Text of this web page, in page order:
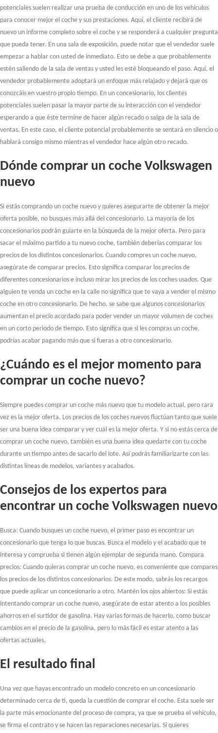
potenciales suelen realizar una prueba de conducción en uno de los vehículos
para conocer mejor el coche y sus prestaciones. Aquí, el cliente recibirá de
nuevo un informe completo sobre el coche y se responderá a cualquier pregunta
que pueda tener. En una sala de exposición, puede notar que el vendedor suele
empezar a hablar con usted de inmediato. Esto se debe a que probablemente
estén saliendo de la sala de ventas y usted les esté bloqueando el paso. Aquí, el
vendedor probablemente adoptará un enfoque más relajado y dejará que os
conozcáis en vuestro propio tiempo. En un concesionario, los clientes
potenciales suelen pasar la mayor parte de su interacción con el vendedor
esperando a que éste termine de hacer algún recado o salga de la sala de
ventas. En este caso, el cliente potencial probablemente se sentará en silencio o
hablará consigo mismo mientras el vendedor hace algún otro recado.
Dónde comprar un coche Volkswagen
nuevo
Si estás comprando un coche nuevo y quieres asegurarte de obtener la mejor
oferta posible, no busques más allá del concesionario. La mayoría de los
concesionarios podrán guiarte en la búsqueda de la mejor oferta. Pero para
sacar el máximo partido a tu nuevo coche, también deberías comparar los
precios de los distintos concesionarios. Cuando compres un coche nuevo,
asegúrate de comparar precios. Esto significa comparar los precios de
diferentes concesionarios e incluso mirar los precios de los coches usados. Que
alguien te venda un coche en la calle no significa que te vaya a vender el mismo
coche en otro concesionario. De hecho, se sabe que algunos concesionarios
aumentan el precio acordado para poder vender un mayor volumen de coches
en un corto periodo de tiempo. Esto significa que si les compras un coche,
podrías acabar pagando más que si fueras a otro concesionario.
¿Cuándo es el mejor momento para
comprar un coche nuevo?
Siempre puedes comprar un coche más nuevo que tu modelo actual, pero rara
vez es la mejor oferta. Los precios de los coches nuevos fluctúan tanto que suele
ser una buena idea comparar y ver cuál es la mejor oferta. Y si no estás cerca de
comprar un coche nuevo, también es una buena idea quedarte con tu coche
durante un tiempo antes de sacarlo del lote. Así podrás familiarizarte con las
distintas líneas de modelos, variantes y acabados.
Consejos de los expertos para
encontrar un coche Volkswagen nuevo
Busca: Cuando busques un coche nuevo, el primer paso es encontrar un
concesionario que tenga lo que buscas. Busca el modelo y el acabado que te
interesa y comprueba si tienen algún ejemplar de segunda mano. Compara
precios: Cuando quieras comprar un coche nuevo, es conveniente que compares
los precios de los distintos concesionarios. De este modo, sabrás los recargos
que puede aplicar un concesionario a otro. Mantén los ojos abiertos: Si estás
intentando comprar un coche nuevo, asegúrate de estar atento a los posibles
ahorros en el surtidor de gasolina. Hay varias formas de hacerlo, como buscar
cambios en el precio de la gasolina, pero lo más fácil es estar atento a las
ofertas actuales.
El resultado final
Una vez que hayas encontrado un modelo concreto en un concesionario
determinado cerca de ti, queda la cuestión de comprar el coche. Esta suele ser
la parte más emocionante del proceso de compra, ya que se prueba el vehículo,
se firma el contrato y se hacen las reparaciones necesarias. Si quieres